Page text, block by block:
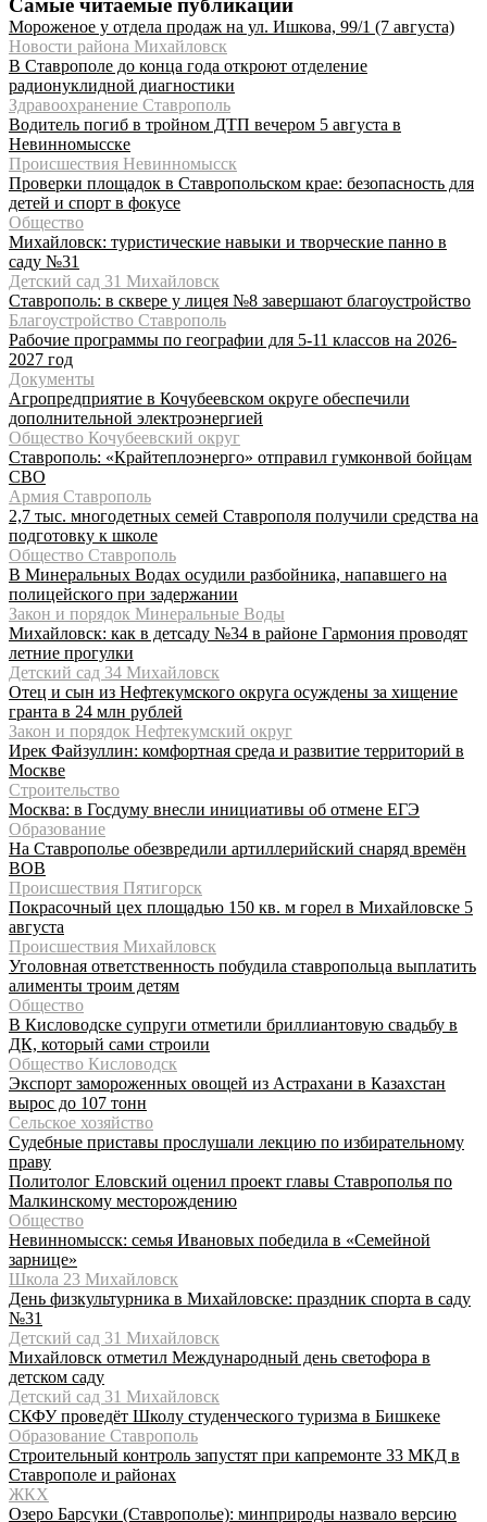
Самые читаемые публикации
Мороженое у отдела продаж на ул. Ишкова, 99/1 (7 августа)
Новости района Михайловск
В Ставрополе до конца года откроют отделение
радионуклидной диагностики
Здравоохранение Ставрополь
Водитель погиб в тройном ДТП вечером 5 августа в
Невинномысске
Происшествия Невинномысск
Проверки площадок в Ставропольском крае: безопасность для
детей и спорт в фокусе
Общество
Михайловск: туристические навыки и творческие панно в
саду №31
Детский сад 31 Михайловск
Ставрополь: в сквере у лицея №8 завершают благоустройство
Благоустройство Ставрополь
Рабочие программы по географии для 5-11 классов на 2026-
2027 год
Документы
Агропредприятие в Кочубеевском округе обеспечили
дополнительной электроэнергией
Общество Кочубеевский округ
Ставрополь: «Крайтеплоэнерго» отправил гумконвой бойцам
СВО
Армия Ставрополь
2,7 тыс. многодетных семей Ставрополя получили средства на
подготовку к школе
Общество Ставрополь
В Минеральных Водах осудили разбойника, напавшего на
полицейского при задержании
Закон и порядок Минеральные Воды
Михайловск: как в детсаду №34 в районе Гармония проводят
летние прогулки
Детский сад 34 Михайловск
Отец и сын из Нефтекумского округа осуждены за хищение
гранта в 24 млн рублей
Закон и порядок Нефтекумский округ
Ирек Файзуллин: комфортная среда и развитие территорий в
Москве
Строительство
Москва: в Госдуму внесли инициативы об отмене ЕГЭ
Образование
На Ставрополье обезвредили артиллерийский снаряд времён
ВОВ
Происшествия Пятигорск
Покрасочный цех площадью 150 кв. м горел в Михайловске 5
августа
Происшествия Михайловск
Уголовная ответственность побудила ставропольца выплатить
алименты троим детям
Общество
В Кисловодске супруги отметили бриллиантовую свадьбу в
ДК, который сами строили
Общество Кисловодск
Экспорт замороженных овощей из Астрахани в Казахстан
вырос до 107 тонн
Сельское хозяйство
Судебные приставы прослушали лекцию по избирательному
праву
Политолог Еловский оценил проект главы Ставрополья по
Малкинскому месторождению
Общество
Невинномысск: семья Ивановых победила в «Семейной
зарнице»
Школа 23 Михайловск
День физкультурника в Михайловске: праздник спорта в саду
№31
Детский сад 31 Михайловск
Михайловск отметил Международный день светофора в
детском саду
Детский сад 31 Михайловск
СКФУ проведёт Школу студенческого туризма в Бишкеке
Образование Ставрополь
Строительный контроль запустят при капремонте 33 МКД в
Ставрополе и районах
ЖКХ
Озеро Барсуки (Ставрополье): минприроды назвало версию